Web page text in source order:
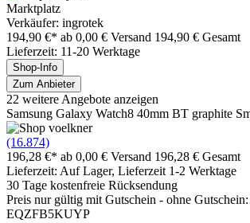
Marktplatz
Verkäufer: ingrotek
194,90 €* ab 0,00 € Versand 194,90 € Gesamt
Lieferzeit: 11-20 Werktage
Shop-Info
Zum Anbieter
22 weitere Angebote anzeigen
Samsung Galaxy Watch8 40mm BT graphite
(16.874)
196,28 €* ab 0,00 € Versand 196,28 € Gesamt
Lieferzeit: Auf Lager, Lieferzeit 1-2 Werktage
30 Tage kostenfreie Rücksendung
Preis nur gültig mit Gutschein - ohne
EQZFB5KUYP